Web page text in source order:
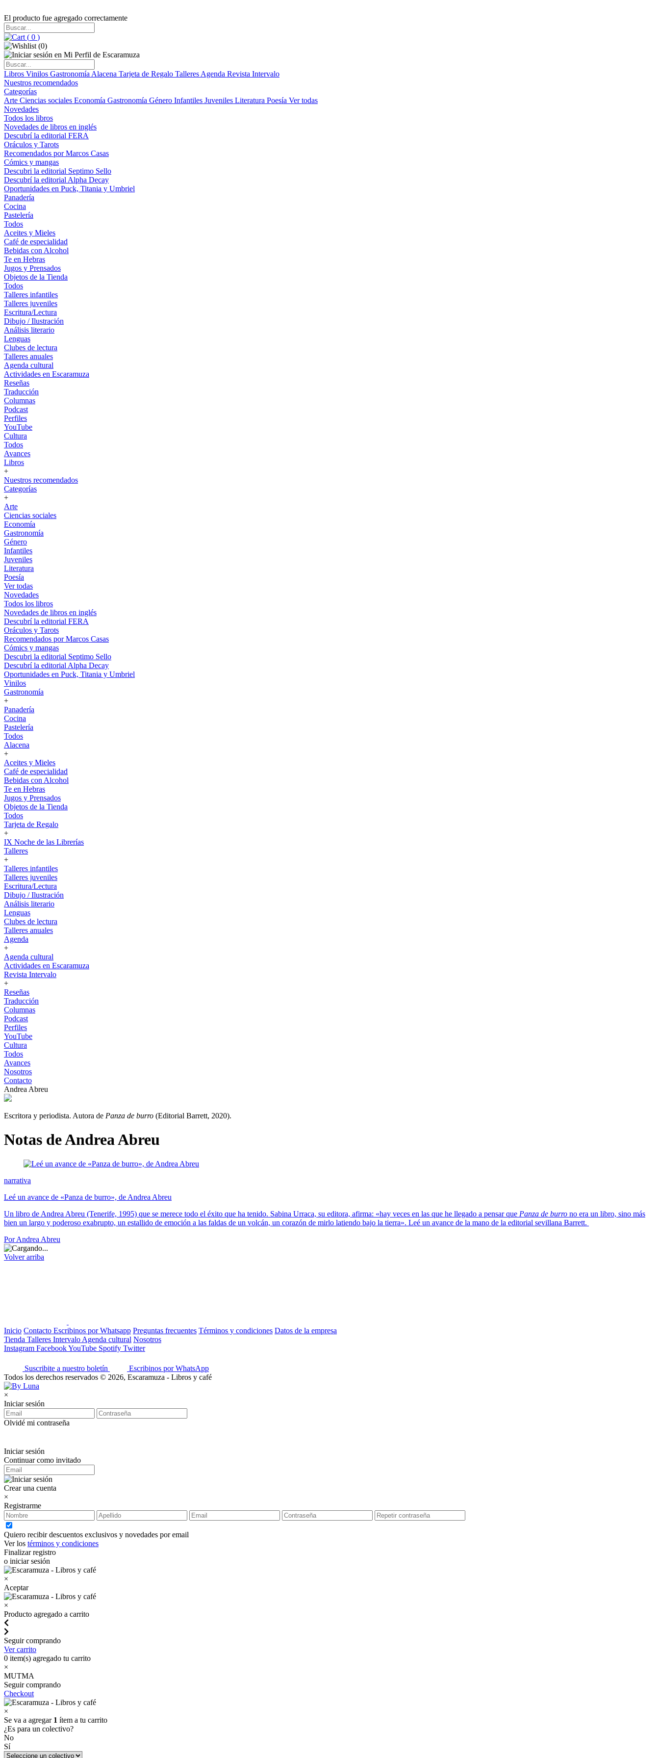
El producto fue agregado correctamente
( 0 )
(0)
Libros Vinilos Gastronomía Alacena Tarjeta de Regalo Talleres Agenda Revista Intervalo
Nuestros recomendados
Categorías
Arte Ciencias sociales Economía Gastronomía Género Infantiles Juveniles Literatura Poesía Ver todas
Novedades
Todos los libros
Novedades de libros en inglés
Descubrí la editorial FERA
Oráculos y Tarots
Recomendados por Marcos Casas
Cómics y mangas
Descubri la editorial Septimo Sello
Descubrí la editorial Alpha Decay
Oportunidades en Puck, Titania y Umbriel
Panadería
Cocina
Pastelería
Todos
Aceites y Mieles
Café de especialidad
Bebidas con Alcohol
Te en Hebras
Jugos y Prensados
Objetos de la Tienda
Todos
Talleres infantiles
Talleres juveniles
Escritura/Lectura
Dibujo / Ilustración
Análisis literario
Lenguas
Clubes de lectura
Talleres anuales
Agenda cultural
Actividades en Escaramuza
Reseñas
Traducción
Columnas
Podcast
Perfiles
YouTube
Cultura
Todos
Avances
Libros
+
Nuestros recomendados
Categorías
+
Arte
Ciencias sociales
Economía
Gastronomía
Género
Infantiles
Juveniles
Literatura
Poesía
Ver todas
Novedades
Todos los libros
Novedades de libros en inglés
Descubrí la editorial FERA
Oráculos y Tarots
Recomendados por Marcos Casas
Cómics y mangas
Descubri la editorial Septimo Sello
Descubrí la editorial Alpha Decay
Oportunidades en Puck, Titania y Umbriel
Vinilos
Gastronomía
+
Panadería
Cocina
Pastelería
Todos
Alacena
+
Aceites y Mieles
Café de especialidad
Bebidas con Alcohol
Te en Hebras
Jugos y Prensados
Objetos de la Tienda
Todos
Tarjeta de Regalo
+
IX Noche de las Librerías
Talleres
+
Talleres infantiles
Talleres juveniles
Escritura/Lectura
Dibujo / Ilustración
Análisis literario
Lenguas
Clubes de lectura
Talleres anuales
Agenda
+
Agenda cultural
Actividades en Escaramuza
Revista Intervalo
+
Reseñas
Traducción
Columnas
Podcast
Perfiles
YouTube
Cultura
Todos
Avances
Nosotros
Contacto
Andrea Abreu
Escritora y periodista. Autora de Panza de burro (Editorial Barrett, 2020).
Notas de Andrea Abreu
narrativa
Leé un avance de «Panza de burro», de Andrea Abreu
Un libro de Andrea Abreu (Tenerife, 1995) que se merece todo el éxito que ha tenido. Sabina Urraca, su editora, afirma: «hay veces en las que he llegado a pensar que Panza de burro no era un libro, sino más
bien un largo y poderoso exabrupto, un estallido de emoción a las faldas de un volcán, un corazón de mirlo latiendo bajo la tierra». Leé un avance de la mano de la editorial sevillana Barrett.
Por Andrea Abreu
Volver arriba
Inicio Contacto Escribinos por Whatsapp Preguntas frecuentes Términos y condiciones Datos de la empresa
Tienda Talleres Intervalo Agenda cultural Nosotros
Instagram FacebookYouTube Spotify Twitter
Suscribite a nuestro boletín
Escribinos por WhatsApp
Todos los derechos reservados © 2026, Escaramuza - Libros y café
×
Iniciar sesión
Olvidé mi contraseña
Iniciar sesión
Continuar como invitado
Crear una cuenta
×
Registrarme
Quiero recibir descuentos exclusivos y novedades por email
Ver los términos y condiciones
Finalizar registro
o iniciar sesión
×
Aceptar
×
Producto agregado a carrito
Seguir comprando
Ver carrito
0 item(s) agregado tu carrito
×
MUTMA
Seguir comprando
Checkout
×
Se va a agregar 1 ítem a tu carrito
¿Es para un colectivo?
No
Sí